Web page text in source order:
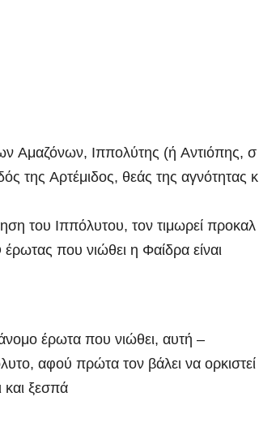
Αμαζόνων, Ιππολύτης (ή Αντιόπης, σ
της Αρτέμιδος, θεάς της αγνότητας κ
του Ιππόλυτου, τον τιμωρεί προκαλ
που νιώθει η Φαίδρα είναι
έρωτα που νιώθει, αυτή –
αφού πρώτα τον βάλει να ορκιστεί
και ξεσπά